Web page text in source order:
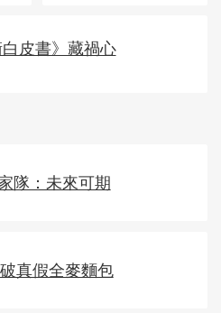
皮書》藏禍心
隊：未來可期
真假全麥麵包